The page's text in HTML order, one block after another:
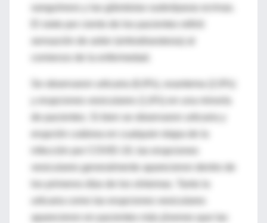
sanguíneos y las glándulas sudoríparas ecrinas.
y erupciones vesiculares (1,6%) en una minoría
erupción cutánea en cualquier etapa de la
infección por COVID-19, las erupciones
vesiculares generalmente aparecieron dentro de
urticaria como las erupciones vesiculares
aparecieron en pacientes más jóvenes que las